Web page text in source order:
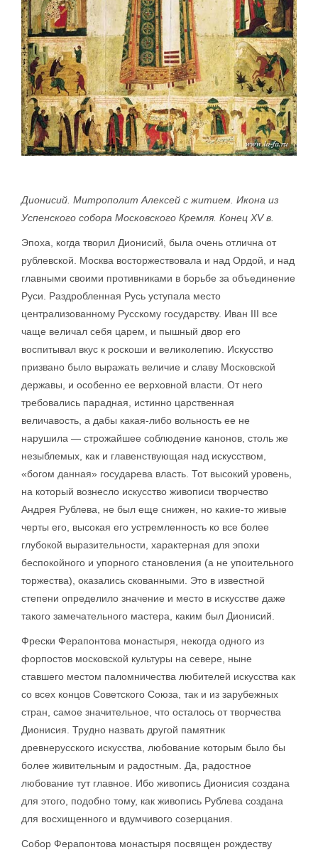
Дионисий. Митрополит Алексей с житием. Икона из
Успенского собора Московского Кремля. Конец XV в.
Эпоха, когда творил Дионисий, была очень отлична от
рублевской. Москва восторжествовала и над Ордой, и над
главными своими противниками в борьбе за объединение
Руси. Раздробленная Русь уступала место
централизованному Русскому государству. Иван III все
чаще величал себя царем, и пышный двор его
воспитывал вкус к роскоши и великолепию. Искусство
призвано было выражать величие и славу Московской
державы, и особенно ее верховной власти. От него
требовались парадная, истинно царственная
величавость, а дабы какая-либо вольность ее не
нарушила — строжайшее соблюдение канонов, столь же
незыблемых, как и главенствующая над искусством,
«богом данная» государева власть. Тот высокий уровень,
на который вознесло искусство живописи творчество
Андрея Рублева, не был еще снижен, но какие-то живые
черты его, высокая его устремленность ко все более
глубокой выразительности, характерная для эпохи
беспокойного и упорного становления (а не упоительного
торжества), оказались скованными. Это в известной
степени определило значение и место в искусстве даже
такого замечательного мастера, каким был Дионисий.
Фрески Ферапонтова монастыря, некогда одного из
форпостов московской культуры на севере, ныне
ставшего местом паломничества любителей искусства как
со всех концов Советского Союза, так и из зарубежных
стран, самое значительное, что осталось от творчества
Дионисия. Трудно назвать другой памятник
древнерусского искусства, любование которым было бы
более живительным и радостным. Да, радостное
любование тут главное. Ибо живопись Дионисия создана
для этого, подобно тому, как живопись Рублева создана
для восхищенного и вдумчивого созерцания.
Собор Ферапонтова монастыря посвящен рождеству